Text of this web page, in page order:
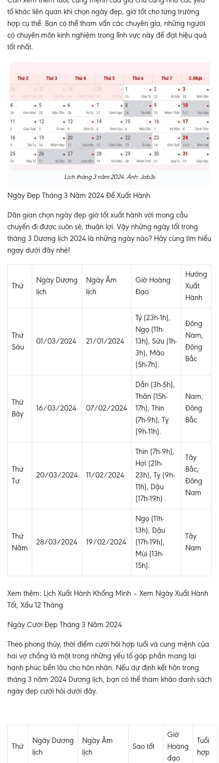
tố khác liên quan khi chọn ngày đẹp, giờ tốt cho từng trường
hợp cụ thể. Bạn có thể tham vấn các chuyên gia, những người
có chuyên môn kinh nghiệm trong lĩnh vực này để đạt hiệu quả
tốt nhất.
Lịch tháng 3 năm 2024. Ảnh: Job3s
Ngày Đẹp Tháng 3 Năm 2024 Để Xuất Hành
Dân gian chọn ngày đẹp giờ tốt xuất hành với mong cầu
chuyến đi được suôn sẻ, thuận lợi. Vậy những ngày tốt trong
tháng 3 Dương lịch 2024 là những ngày nào? Hãy cùng tìm hiểu
ngay dưới đây nhé!
Thứ
Ngày Dương
lịch
Ngày Âm
lịch
Giờ Hoàng
Đạo
Hướng
Xuất
Hành
Thứ
Sáu
01/03/2024 21/01/2024
Tý (23h-1h),
Ngọ (11h-
13h), Sửu (1h-
3h), Mão
(5h-7h).
Đông
Nam,
Đông
Bắc
Thứ
Bảy
16/03/2024 07/02/2024
Dần (3h-5h),
Thân (15h-
17h), Thìn
(7h-9h), Tỵ
(9h-11h).
Nam,
Đông
Bắc
Thứ
Tư
20/03/2024 11/02/2024
Thìn (7h-9h),
Hợi (21h-
23h), Tỵ (9h-
11h), Dậu
(17h-19h) .
Tây
Bắc,
Đông
Nam
Thứ
Năm
28/03/2024 19/02/2024
Ngọ (11h-
13h), Dậu
(17h-19h),
Mùi (13h-
15h).
Tây
Nam
Xem thêm: Lịch Xuất Hành Khổng Minh – Xem Ngày Xuất Hành
Tốt, Xấu 12 Tháng
Ngày Cưới Đẹp Tháng 3 Năm 2024
Theo phong thủy, thời điểm cưới hỏi hợp tuổi và cung mệnh của
hai vợ chồng là một trong những yếu tố góp phần mang lại
hạnh phúc bền lâu cho hôn nhân. Nếu dự định kết hôn trong
tháng 3 năm 2024 Dương lịch, bạn có thể tham khảo danh sách
ngày đẹp cưới hỏi dưới đây.
Thứ
Ngày Dương
lịch
Ngày Âm
lịch
Sao tốt
Giờ
Hoàng
đạo
Tuổi
hợp